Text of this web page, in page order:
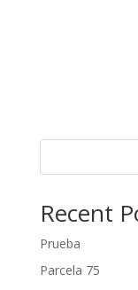
Recent
Prueba
Parcela 75